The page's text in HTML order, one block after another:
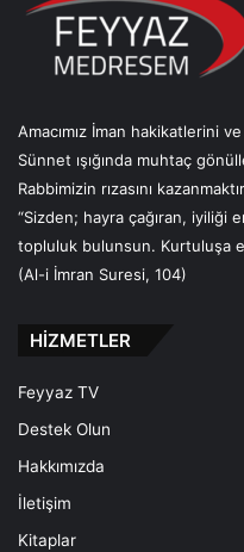
Amacımız İman hakikatlerini ve
Sünnet ışığında muhtaç
Rabbimizin rızasını
“Sizden; hayra çağıran, iyiliği
topluluk bulunsun. Kurtuluşa
(Al-i İmran Suresi, 104)
HİZMETLER
Feyyaz TV
Destek Olun
Hakkımızda
İletişim
Kitaplar